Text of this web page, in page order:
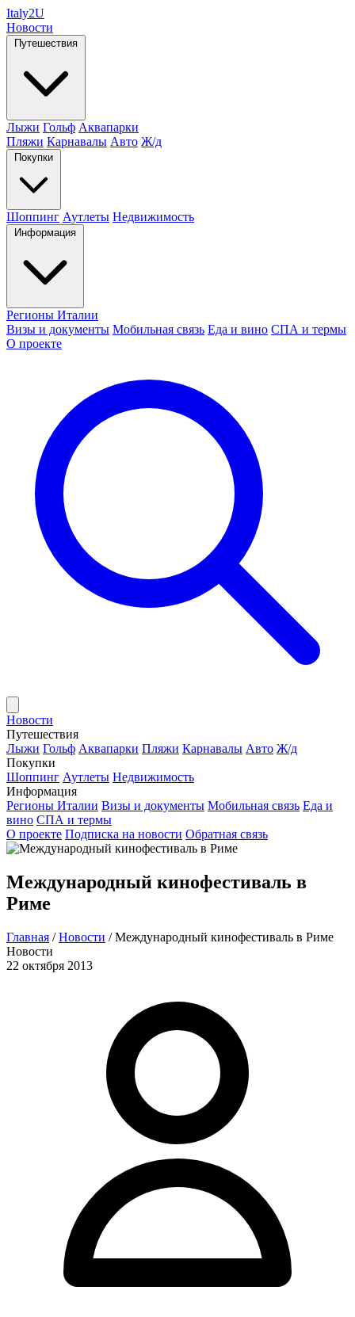
Italy2U
Новости
Путешествия
Лыжи Гольф Аквапарки
Пляжи Карнавалы Авто Ж/д
Покупки
Шоппинг Аутлеты Недвижимость
Информация
Регионы Италии
Визы и документы Мобильная связь Еда и вино СПА и термы
О проекте
Новости
Путешествия
Лыжи Гольф Аквапарки Пляжи Карнавалы Авто Ж/д
Покупки
Шоппинг Аутлеты Недвижимость
Информация
Регионы Италии Визы и документы Мобильная связь Еда и
вино СПА и термы
О проекте Подписка на новости Обратная связь
Международный кинофестиваль в
Риме
Главная / Новости / Международный кинофестиваль в Риме
Новости
22 октября 2013